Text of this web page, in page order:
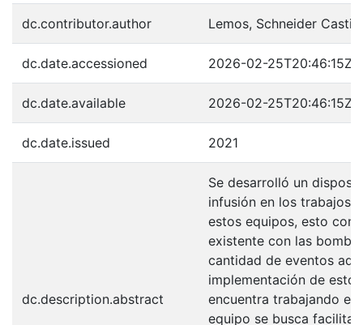
dc.contributor.author Lemos, Schneider
dc.date.accessioned 2026-02-25T20:46:15Z
dc.date.available 2026-02-25T20:46:15Z
dc.date.issued 2021
dc.description.abstract
Se desarrolló un
infusión en los trabajos
estos equipos, esto con
existente con las
cantidad de eventos
implementación de
encuentra trabajando
equipo se busca